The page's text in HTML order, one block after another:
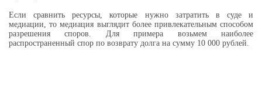
Если сравнить ресурсы, которые нужно затратить в суде и
медиации, то медиация выглядит более привлекательным способом
разрешения споров. Для примера возьмем наиболее
распространенный спор по возврату долга на сумму 10 000 рублей.